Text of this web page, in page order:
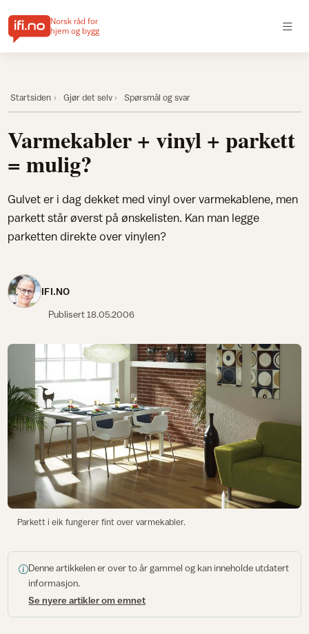
Norsk råd for
hjem og bygg
Startsiden Gjør det selv Spørsmål og svar
Varmekabler + vinyl + parkett
= mulig?
Gulvet er i dag dekket med vinyl over varmekablene, men
parkett står øverst på ønskelisten. Kan man legge
parketten direkte over vinylen?
IFI.NO
Publisert18.05.2006
Parkett i eik fungerer fint over varmekabler.
Denne artikkelen er over to år gammel og kan inneholde utdatert
informasjon.
Se nyere artikler om emnet